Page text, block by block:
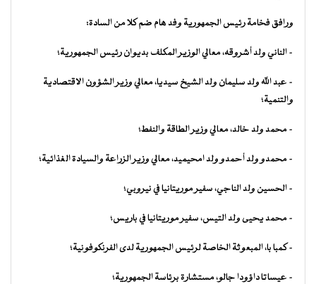
ورافق فخامة رئيس الجمهورية وفد هام ضم كلا من السادة:
– الناني ولد أشروقه، معالي الوزير المكلف بديوان رئيس الجمهورية؛
– عبد الله ولد سليمان ولد الشيخ سيديا، معالي وزير الشؤون الاقتصادية
والتنمية؛
– محمد ولد خالد، معالي وزير الطاقة والنفط؛
– محمدو ولد أحمدو ولد امحيميد، معالي وزير الزراعة والسيادة الغذائية؛
– الحسين ولد الناجي، سفير موريتانيا في نيروبي؛
– محمد يحيى ولد التيس، سفير موريتانيا في باريس؛
– كمبا با، المبعوثة الخاصة لرئيس الجمهورية لدى الفرنكوفونية؛
– عيساتا داؤودا جالو، مستشارة برئاسة الجمهورية؛